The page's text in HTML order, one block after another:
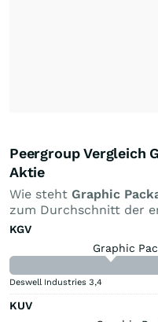
Peergroup Vergleich
Aktie
Wie steht Graphic
zum Durchschnitt der
KGV
Graphic
Deswell Industries 3,4
KUV